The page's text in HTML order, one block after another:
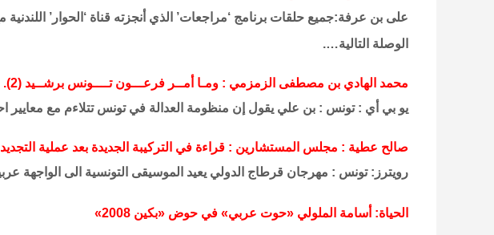
على بن عرفة:جميع حلقات برنامج ‘مراجعات’ الذي أنجزته قناة ‘الحوار’
الوصلة التالية….
محمد الهادي بن مصطفى الزمزمي : ومـا أمــر فرعـــون تــــونس برشــيد (2).
يو بي أي : تونس : بن علي يقول إن منظومة العدالة في تونس تتلاءم مع معايير
صالح عطية : مجلس المستشارين : قراءة في التركيبة الجديدة بعد عملية
رويترز: تونس : مهرجان قرطاج الدولي يعيد الموسيقى التونسية الى الواجهة
الحياة: أسامة الملولي «حوت عربي» في حوض «بكين 2008»